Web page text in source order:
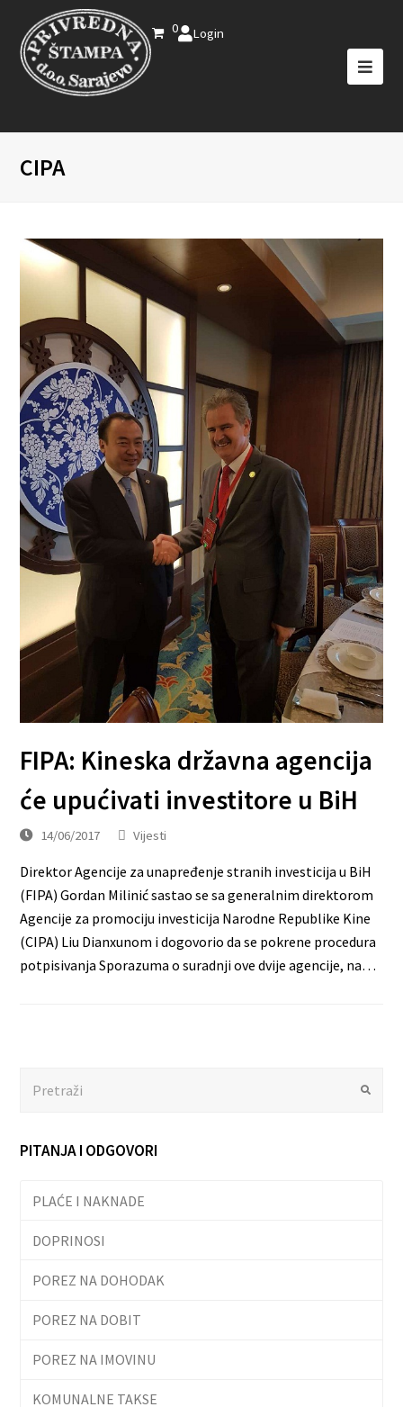
0 Login
CIPA
FIPA: Kineska državna agencija
će upućivati investitore u BiH
14/06/2017 Vijesti
Direktor Agencije za unapređenje stranih investicija u BiH
(FIPA) Gordan Milinić sastao se sa generalnim direktorom
Agencije za promociju investicija Narodne Republike Kine
(CIPA) Liu Dianxunom i dogovorio da se pokrene procedura
potpisivanja Sporazuma o suradnji ove dvije agencije, na…
PITANJA I ODGOVORI
PLAĆE I NAKNADE
DOPRINOSI
POREZ NA DOHODAK
POREZ NA DOBIT
POREZ NA IMOVINU
KOMUNALNE TAKSE